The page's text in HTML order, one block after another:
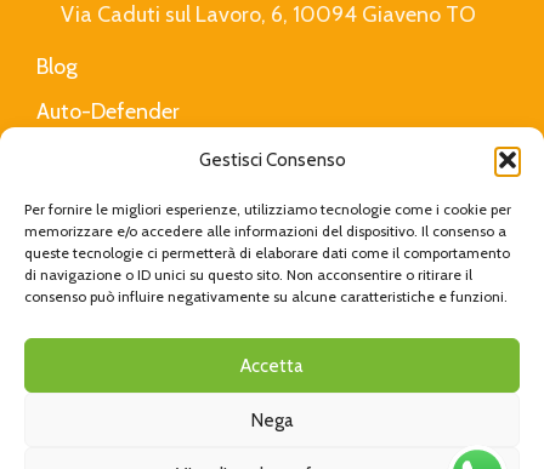
Gestisci Consenso
Per fornire le migliori esperienze, utilizziamo tecnologie come i cookie per
memorizzare e/o accedere alle informazioni del dispositivo. Il consenso a
queste tecnologie ci permetterà di elaborare dati come il comportamento
di navigazione o ID unici su questo sito. Non acconsentire o ritirare il
consenso può influire negativamente su alcune caratteristiche e funzioni.
Accetta
Nega
Via Caduti sul Lavoro, 6, 10094 Giaveno TO
Blog
Auto-Defender
Privacy Policy
CucciolottaCreated with Love byViva Digital|